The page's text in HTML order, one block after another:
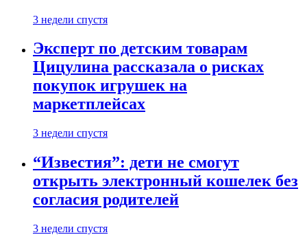
3 недели спустя
Эксперт по детским товарам
Цицулина рассказала о рисках
покупок игрушек на
маркетплейсах
3 недели спустя
“Известия”: дети не смогут
открыть электронный кошелек без
согласия родителей
3 недели спустя